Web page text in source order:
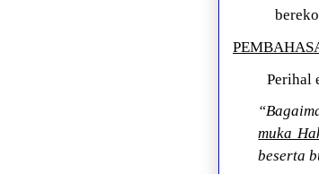
Perihal
muka
beserta